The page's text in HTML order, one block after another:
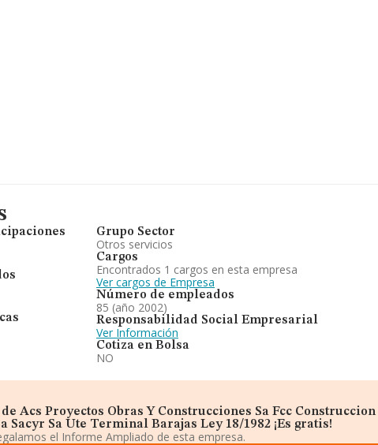
Grupo Sector
Otros servicios
Cargos
Encontrados 1 cargos en esta empresa
Ver cargos de Empresa
Número de empleados
85 (año 2002)
Responsabilidad Social Empresarial
Ver Información
Cotiza en Bolsa
NO
Acs Proyectos Obras Y Construcciones Sa Fcc
Sacyr Sa Ute Terminal Barajas Ley 18/1982 ¡Es gratis!
el Informe Ampliado de esta empresa.